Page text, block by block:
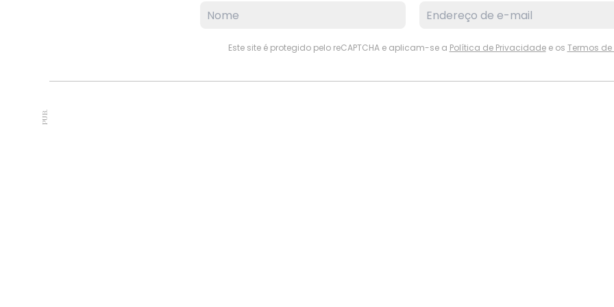
Este site é protegido pelo reCAPTCHA e aplicam-se a Política de Privacidadee os Termos de
PUB.